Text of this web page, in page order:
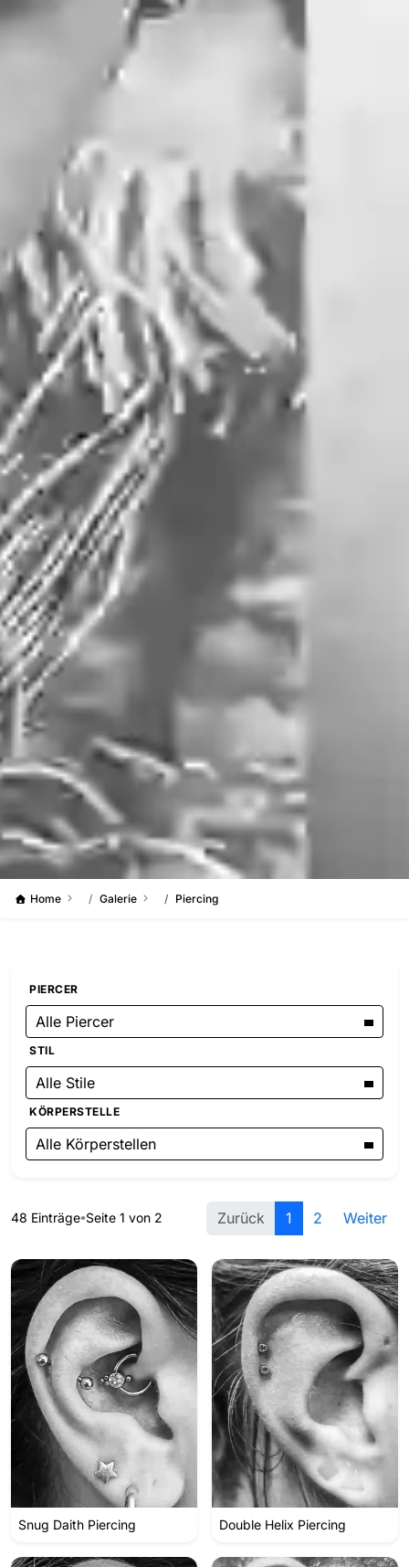
Home Galerie Piercing
PIERCER
Alle Piercer
STIL
Alle Stile
KÖRPERSTELLE
Alle Körperstellen
48 Einträge Seite 1 von 2 Zurück 1 2 Weiter
Snug Daith Piercing Double Helix Piercing